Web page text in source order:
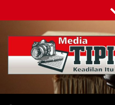
to
content
Tipikor-ri-online.my.id
Keadilan Itu Wajib Bersih